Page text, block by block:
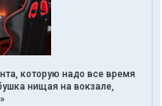
которую надо все время
нищая на вокзале,